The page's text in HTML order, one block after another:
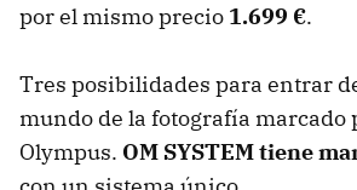
por el mismo precio 1.699 €.
Tres posibilidades para entrar
mundo de la fotografía marcado
Olympus. OM SYSTEM tiene